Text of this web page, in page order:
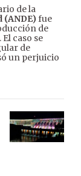
de la
(ANDE)fue
de
caso se
de
un perjuicio